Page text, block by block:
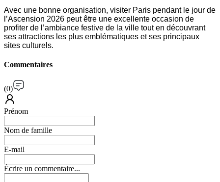
Avec une bonne organisation, visiter Paris pendant le jour de
l’Ascension 2026 peut être une excellente occasion de
profiter de l’ambiance festive de la ville tout en découvrant
ses attractions les plus emblématiques et ses principaux
sites culturels.
Commentaires
(0)
Prénom
Nom de famille
E-mail
Écrire un commentaire...